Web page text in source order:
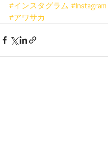
#インスタグラム #Instagram
#アワサカ